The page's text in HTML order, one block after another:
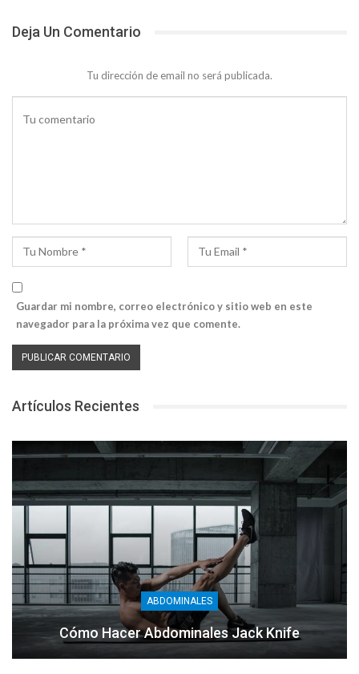
Deja Un Comentario
Tu dirección de email no será publicada.
Guardar mi nombre, correo electrónico y sitio web en este
navegador para la próxima vez que comente.
Artículos Recientes
ABDOMINALES
Cómo Hacer Abdominales Jack Knife